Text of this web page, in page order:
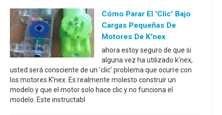
Cómo Parar El 'clic' Bajo
Cargas Pequeñas De
Motores De K'nex
ahora estoy seguro de que si
alguna vez ha utilizado k'nex,
usted será consciente de un 'clic' problema que ocurre con
los motores K'nex. Es realmente molesto construir un
modelo y que el motor solo hace clic y no funciona el
modelo. Este instructabl